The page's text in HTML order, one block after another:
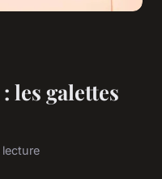
les galettes